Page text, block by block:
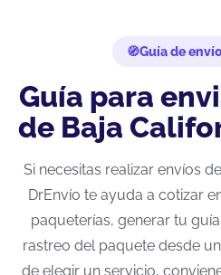
Guía de
Guía para
de Baja
Si necesitas realizar envíos
DrEnvío te ayuda a cotizar
paqueterías, generar tu
rastreo del paquete desde
de elegir un servicio,